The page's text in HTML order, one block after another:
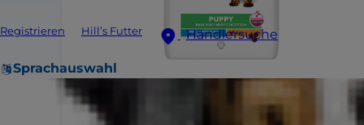
Registrieren Hill’s Futter Händlersuche
Sprachauswahl